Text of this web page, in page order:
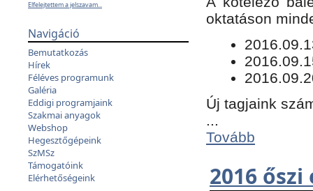
Elfelejtettem a jelszavam...
Navigáció
Bemutatkozás
Hírek
Féléves programunk
Galéria
Eddigi programjaink
Szakmai anyagok
Webshop
Hegesztőgépeink
SzMSz
Támogatóink
Elérhetőségeink
oktatáson
Új tagjaink
...
Tovább
2016